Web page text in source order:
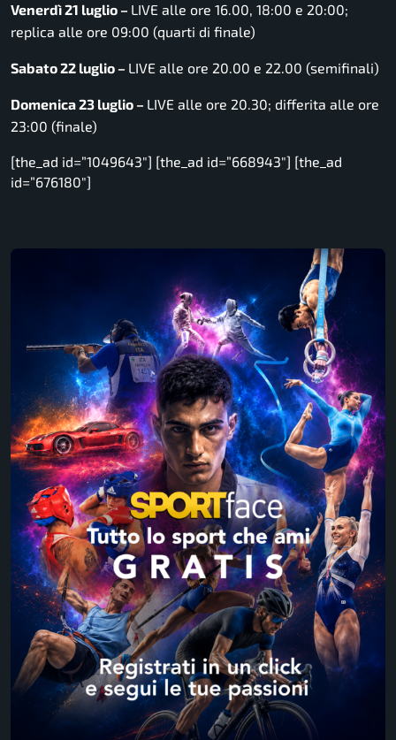
Venerdì 21 luglio – LIVE alle ore 16.00, 18:00 e 20:00;
replica alle ore 09:00 (quarti di finale)
Sabato 22 luglio – LIVE alle ore 20.00 e 22.00 (semifinali)
Domenica 23 luglio – LIVE alle ore 20.30; differita alle ore
23:00 (finale)
[the_ad id=”1049643″] [the_ad id=”668943″] [the_ad
id=”676180″]